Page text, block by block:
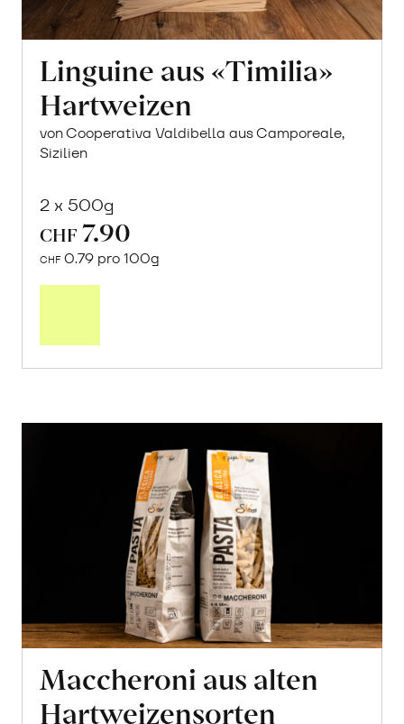
Linguine aus «Timilia»
Hartweizen
von Cooperativa Valdibella aus Camporeale,
Sizilien
2 x 500g
CHF 7.90
CHF 0.79 pro 100g
Maccheroni aus alten
Hartweizensorten